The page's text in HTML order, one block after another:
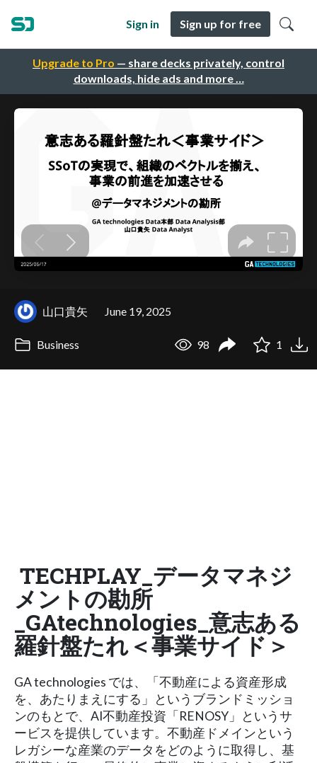
Upgrade to Pro — share decks privately, control
downloads, hide ads and more …
Sign in Sign up for free
山口貴矢 June 19, 2025
Business 98 1
TECHPLAY_データマネジ
メントの勘所
_GAtechnologies_意志ある
羅針盤たれ＜事業サイド＞
GA technologies では、「不動産による資産形成
を、あたりまえにする」というブランドミッショ
ンのもとで、AI不動産投資「RENOSY」というサ
ービスを提供しています。不動産ドメインという
レガシーな産業のデータをどのように取得し、基